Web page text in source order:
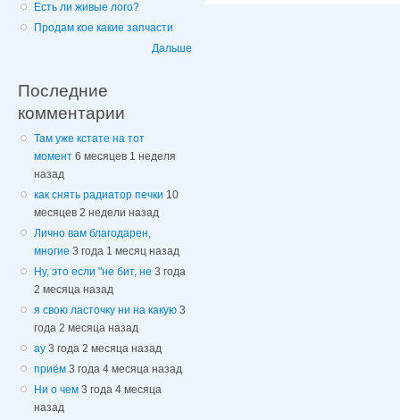
Есть ли живые лого?
Продам кое какие запчасти
Дальше
Последние
комментарии
Там уже кстате на тот
момент 6 месяцев 1 неделя
назад
как снять радиатор печки 10
месяцев 2 недели назад
Лично вам благодарен,
многие 3 года 1 месяц назад
Ну, это если "не бит, не 3 года
2 месяца назад
я свою ласточку ни на какую 3
года 2 месяца назад
ау 3 года 2 месяца назад
приём 3 года 4 месяца назад
Ни о чем 3 года 4 месяца
назад